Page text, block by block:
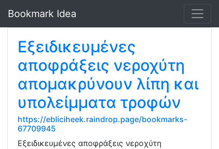
Bookmark Idea
Εξειδικευμένες
αποφράξεις νεροχύτη
απομακρύνουν λίπη και
υπολείμματα τροφών
https://ebliciheek.raindrop.page/bookmarks-
67709945
Εξειδικευμένες αποφράξεις νεροχύτη